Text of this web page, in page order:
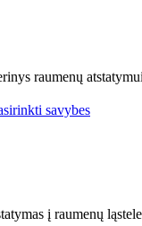
raumenų
savybes
į raumenų